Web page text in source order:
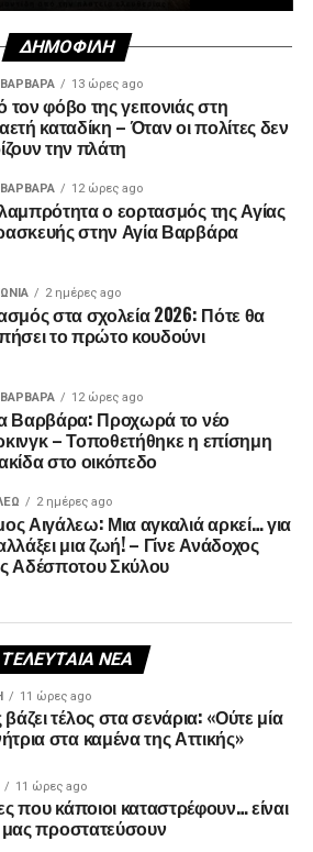
ΔΗΜΟΦΙΛΉ
ΒΑΡΒΑΡΑ 13 ώρες ago
φόβο της γειτονιάς στη
καταδίκη – Όταν οι πολίτες δεν
την πλάτη
ΒΑΡΒΑΡΑ 12 ώρες ago
ο εορτασμός της Αγίας
στην Αγία Βαρβάρα
2 ημέρες ago
στα σχολεία 2026: Πότε θα
το πρώτο κουδούνι
ΒΑΡΒΑΡΑ 12 ώρες ago
Βαρβάρα: Προχωρά το νέο
– Τοποθετήθηκε η επίσημη
στο οικόπεδο
2 ημέρες ago
Αιγάλεω: Μια αγκαλιά αρκεί… για
μια ζωή! – Γίνε Ανάδοχος
Αδέσποτου Σκύλου
ΤΕΛΕΥΤΑΊΑ ΝΈΑ
11 ώρες ago
τέλος στα σενάρια: «Ούτε μία
στα καμένα της Αττικής»
11 ώρες ago
που κάποιοι καταστρέφουν… είναι
μας προστατεύσουν